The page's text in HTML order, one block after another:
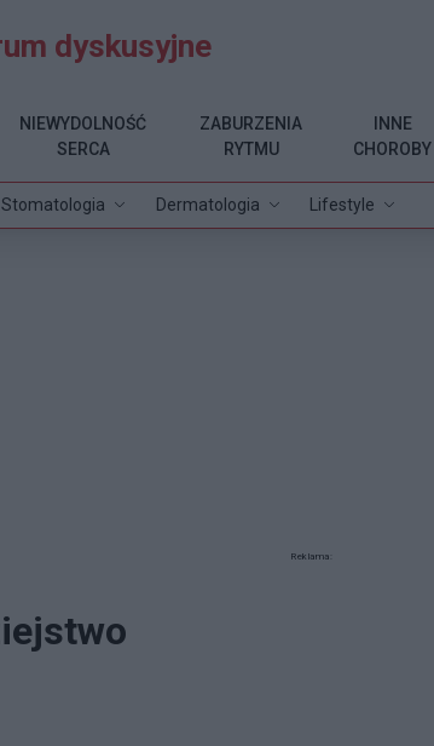
dyskusyjne
Stomatologia Dermatologia Lifestyle
NIEWYDOLNOŚĆ
SERCA
ZABURZENIA
RYTMU
INNE
CHOROBY
Reklama: